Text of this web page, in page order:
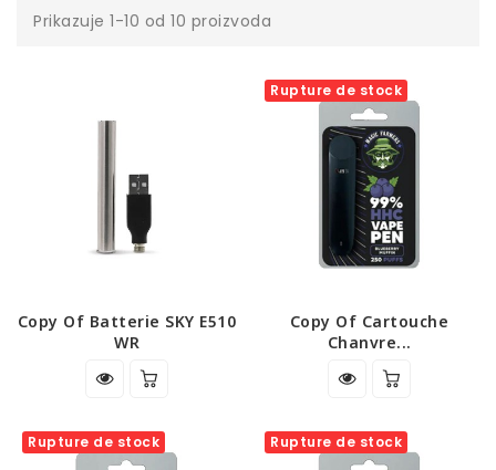
Prikazuje 1-10 od 10 proizvoda
Copy Of Batterie SKY E510
WR
Rupture de stock
Copy Of Cartouche
Chanvre...
Rupture de stock Rupture de stock